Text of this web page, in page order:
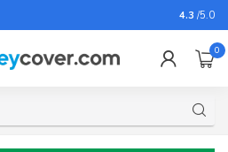
Für fast
4.3 /5.0
0